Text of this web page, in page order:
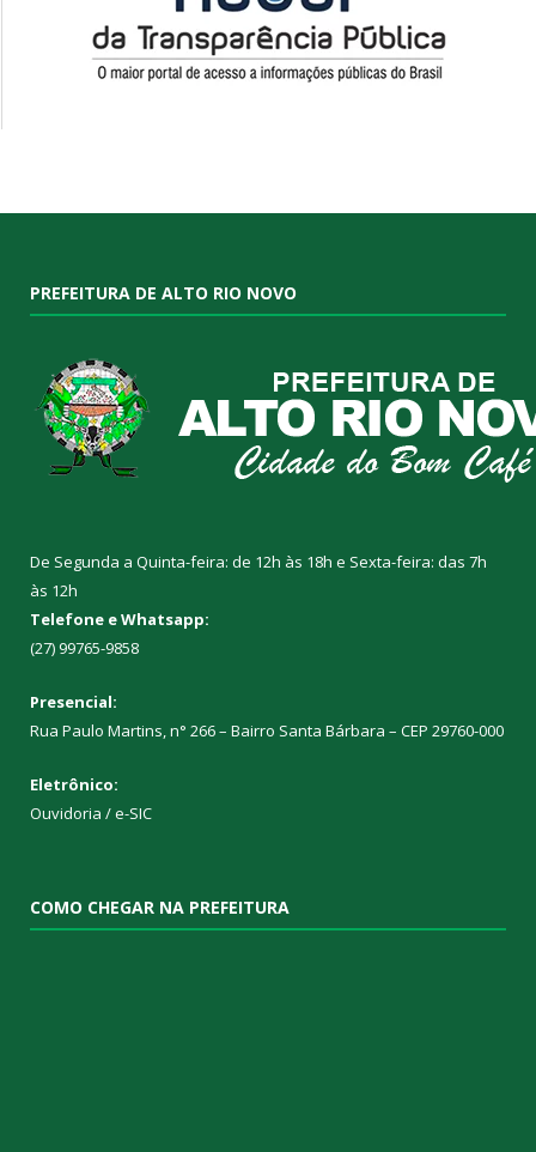
PREFEITURA DE ALTO RIO NOVO
De Segunda a Quinta-feira: de 12h às 18h e Sexta-feira: das 7h
às 12h
Telefone e Whatsapp:
(27) 99765-9858
Presencial:
Rua Paulo Martins, n° 266 – Bairro Santa Bárbara – CEP 29760-000
Eletrônico:
Ouvidoria /e-SIC
COMO CHEGAR NA PREFEITURA